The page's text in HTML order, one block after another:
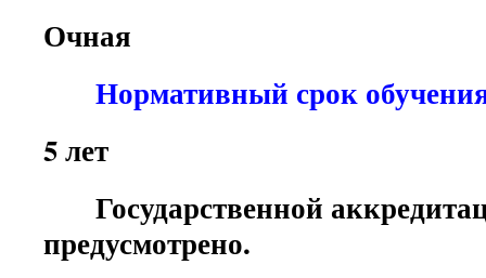
Очная
Нормативный срок
5 лет
Государственной
предусмотрено.